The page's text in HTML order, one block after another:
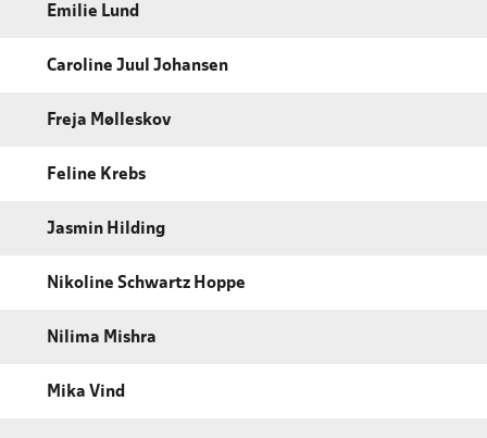
Emilie Lund
Caroline Juul Johansen
Freja Mølleskov
Feline Krebs
Jasmin Hilding
Nikoline Schwartz Hoppe
Nilima Mishra
Mika Vind